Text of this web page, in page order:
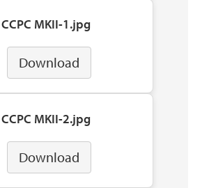
CCPC MKII-1.jpg
Download
CCPC MKII-2.jpg
Download